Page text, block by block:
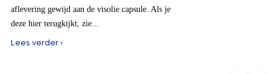
aflevering gewijd aan de visolie capsule. Als je
deze hier terugkijkt, zie...
Lees verder ›